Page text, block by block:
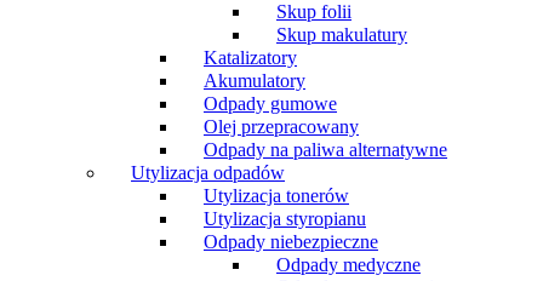
Skup folii
Skup makulatury
Katalizatory
Akumulatory
Odpady gumowe
Olej przepracowany
Odpady na paliwa alternatywne
Utylizacja odpadów
Utylizacja tonerów
Utylizacja styropianu
Odpady niebezpieczne
Odpady medyczne